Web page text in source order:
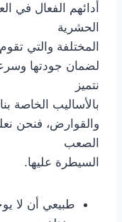
أدائهم الفعال في
الحشرية
المختلفة والتي
لضمان جودتها
نتميز
بالأساليب الخاصة
والقوارض، فنحن
الصعب
السيطرة عليها.
طبيعي أن لا